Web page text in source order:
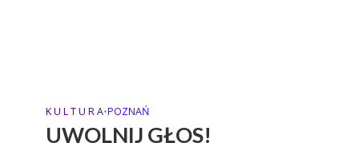
K U L T U R A•POZNAŃ
UWOLNIJ GŁOS!